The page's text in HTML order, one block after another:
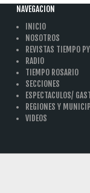
NAVEGACION
INICIO
NOSOTROS
REVISTAS TIEMPO
RADIO
TIEMPO ROSARIO
SECCIONES
ESPECTACULOS/
REGIONES Y
VIDEOS